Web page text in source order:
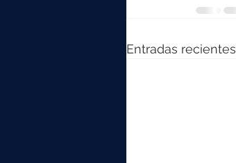
Entradas recientes